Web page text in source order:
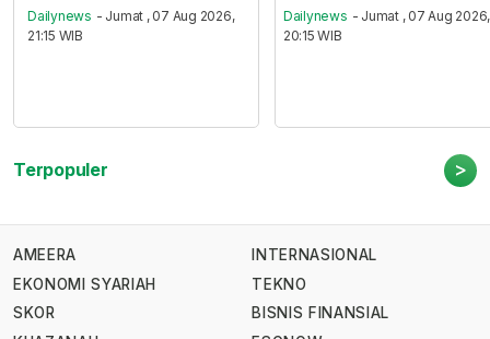
Dailynews - Jumat , 07 Aug 2026,
21:15 WIB
Dailynews - Jumat , 07 Aug 2026,
20:15 WIB
Terpopuler >
AMEERA
EKONOMI SYARIAH
SKOR
INTERNASIONAL
TEKNO
BISNIS FINANSIAL